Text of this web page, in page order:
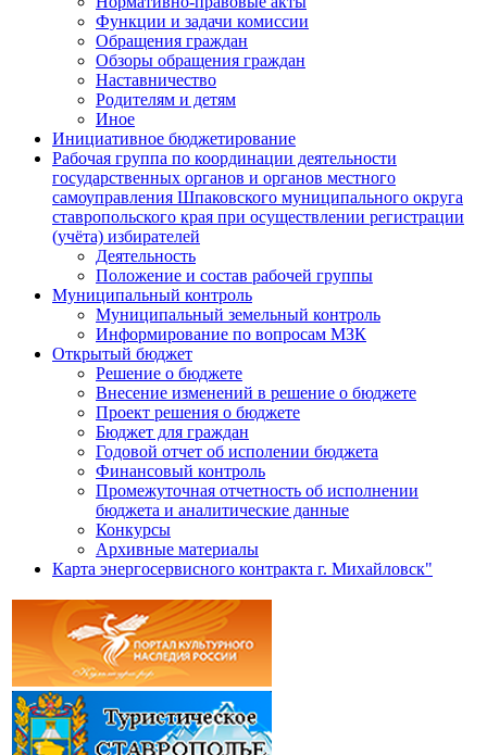
Функции и задачи комиссии
Обращения граждан
Обзоры обращения граждан
Наставничество
Родителям и детям
Иное
Инициативное бюджетирование
Рабочая группа по координации деятельности
государственных органов и органов местного
самоуправления Шпаковского муниципального округа
ставропольского края при осуществлении регистрации
(учёта) избирателей
Деятельность
Положение и состав рабочей группы
Муниципальный контроль
Муниципальный земельный контроль
Информирование по вопросам МЗК
Открытый бюджет
Решение о бюджете
Внесение изменений в решение о бюджете
Проект решения о бюджете
Бюджет для граждан
Годовой отчет об исполении бюджета
Финансовый контроль
Промежуточная отчетность об исполнении
бюджета и аналитические данные
Конкурсы
Архивные материалы
Карта энергосервисного контракта г. Михайловск"